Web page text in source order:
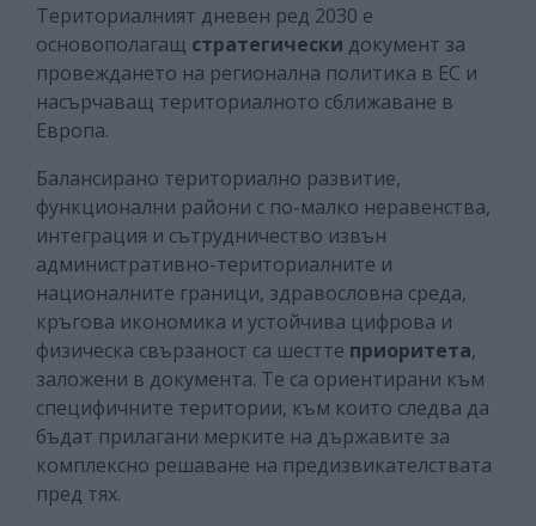
Териториалният дневен ред 2030 е
основополагащ стратегически документ за
провеждането на регионална политика в ЕС и
насърчаващ териториалното сближаване в
Европа.
Балансирано териториално развитие,
функционални райони с по-малко неравенства,
интеграция и сътрудничество извън
административно-териториалните и
националните граници, здравословна среда,
кръгова икономика и устойчива цифрова и
физическа свързаност са шестте приоритета,
заложени в документа. Те са ориентирани към
специфичните територии, към които следва да
бъдат прилагани мерките на държавите за
комплексно решаване на предизвикателствата
пред тях.